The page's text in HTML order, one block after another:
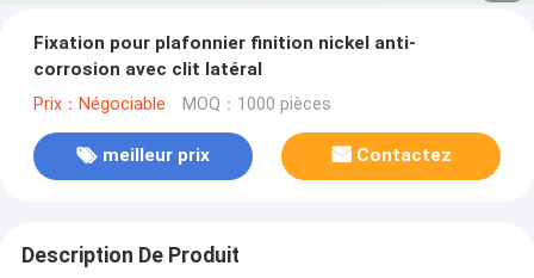
Fixation pour plafonnier finition nickel anti-
corrosion avec clit latéral
Prix：Négociable MOQ：1000 pièces
meilleur prix Contactez
Description De Produit